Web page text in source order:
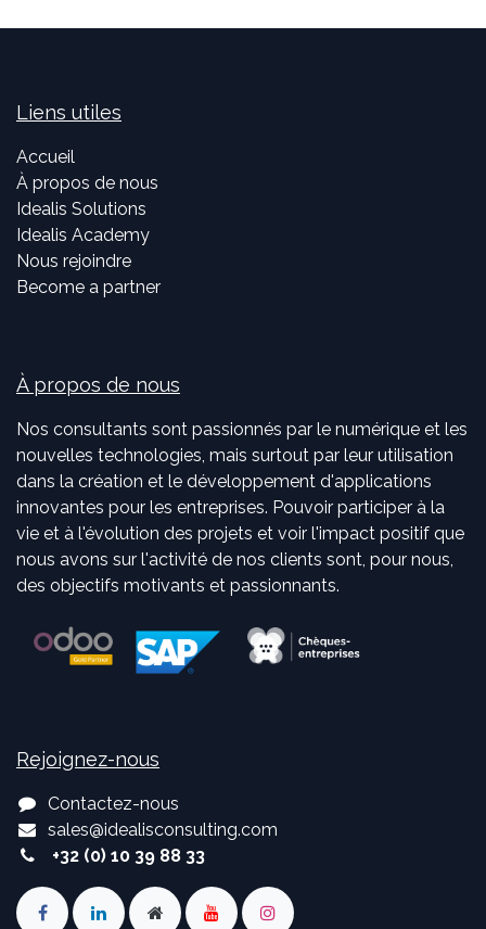
Liens utiles
Accueil
À propos de nous
Idealis Solutions
Idealis Academy
Nous rejoindre
Become a partner
À propos de nous
Nos consultants sont passionnés par le numérique et les
nouvelles technologies, mais surtout par leur utilisation
dans la création et le développement d'applications
innovantes pour les entreprises. Pouvoir participer à la
vie et à l'évolution des projets et voir l'impact positif que
nous avons sur l'activité de nos clients sont, pour nous,
des objectifs motivants et passionnants.
Rejoignez-nous
Contactez-nous
sales@idealisconsulting.com
+32 (0) 10 39 88 33